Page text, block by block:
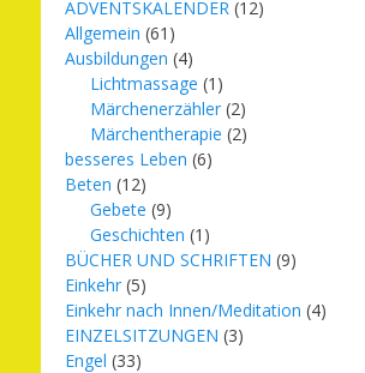
ADVENTSKALENDER (12)
Allgemein (61)
Ausbildungen (4)
Lichtmassage (1)
Märchenerzähler (2)
Märchentherapie (2)
besseres Leben (6)
Beten (12)
Gebete (9)
Geschichten (1)
BÜCHER UND SCHRIFTEN (9)
Einkehr (5)
Einkehr nach Innen/Meditation (4)
EINZELSITZUNGEN (3)
Engel (33)